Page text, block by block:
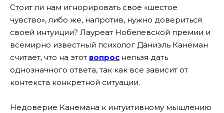
Стоит ли нам игнорировать свое «шестое
чувство», либо же, напротив, нужно довериться
своей интуиции? Лауреат Нобелевской премии и
всемирно известный психолог Даниэль Канеман
считает, что на этот вопрос нельзя дать
однозначного ответа, так как все зависит от
контекста конкретной ситуации.
Недоверие Канемана к интуитивному мышлению